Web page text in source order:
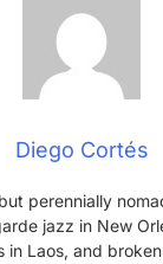
Diego Cortés
perennially
jazz in New
in Laos, and